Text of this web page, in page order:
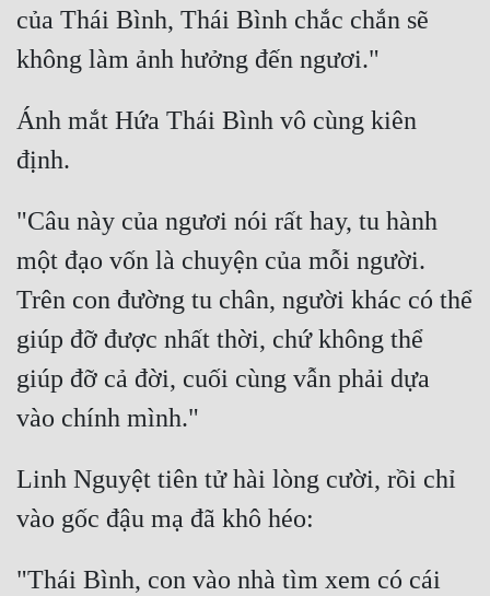
của Thái Bình, Thái Bình chắc chắn sẽ
Ánh mắt Hứa Thái Bình vô cùng kiên
"Câu này của ngươi nói rất hay, tu hành
một đạo vốn là chuyện của mỗi người.
Trên con đường tu chân, người khác có thể
giúp đỡ được nhất thời, chứ không thể
giúp đỡ cả đời, cuối cùng vẫn phải dựa
Linh Nguyệt tiên tử hài lòng cười, rồi chỉ
"Thái Bình, con vào nhà tìm xem có cái